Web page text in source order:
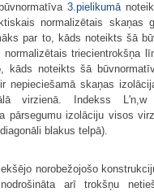
3.pielikumā
normalizētais skaņas
par to, kāds noteikts šā
normalizētais triecientrokšņa
kāds noteikts šā
nepieciešamā skaņas
virzienā. Indekss L'n,w
pārsegumu izolāciju visos
blakus telpā).
norobežojošo
arī trokšņu